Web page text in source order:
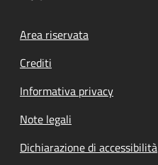
Footer menu
Area riservata
Crediti
Informativa privacy
Note legali
Dichiarazione di accessibilità